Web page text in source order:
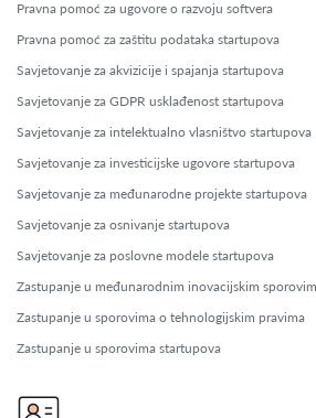
Pravna pomoć za ugovore o razvoju softvera
Pravna pomoć za zaštitu podataka startupova
Savjetovanje za akvizicije i spajanja startupova
Savjetovanje za GDPR usklađenost startupova
Savjetovanje za intelektualno vlasništvo startupova
Savjetovanje za investicijske ugovore startupova
Savjetovanje za međunarodne projekte startupova
Savjetovanje za osnivanje startupova
Savjetovanje za poslovne modele startupova
Zastupanje u međunarodnim inovacijskim
Zastupanje u sporovima o tehnologijskim pravima
Zastupanje u sporovima startupova